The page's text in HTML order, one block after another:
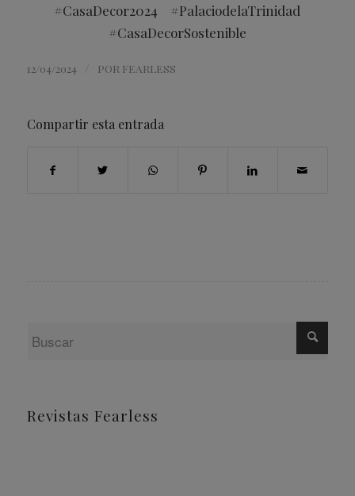
#CasaDecor2024 #PalaciodelaTrinidad
#CasaDecorSostenible
12/04/2024 POR FEARLESS
Compartir esta entrada
Revistas Fearless